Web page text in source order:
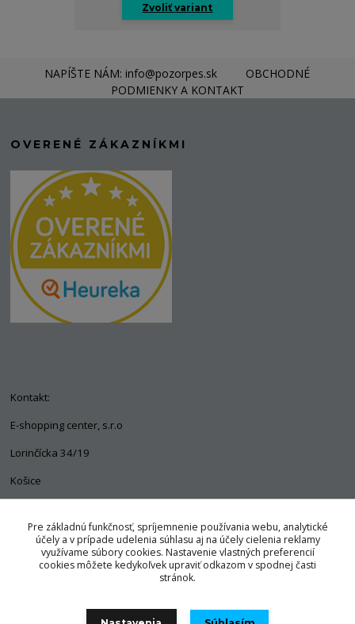
Zvoliť variant
NAPÍŠTE NÁM: info@pozorpes.sk
OBCHODNÉ
PODMIENKY A KONTAKT
OVERENÉ ZÁKAZNÍKMI
Kontakt:
E-shopping center, s.r.o
Lorinčícka 34/19
Košice
+421 903 563 637
info@pozorpes.sk
Pre základnú funkčnosť, spríjemnenie používania webu, analytické
účely a v prípade udelenia súhlasu aj na účely cielenia reklamy
využívame súbory cookies. Nastavenie vlastných preferencií
cookies môžete kedykoľvek upraviť odkazom v spodnej časti
stránok.